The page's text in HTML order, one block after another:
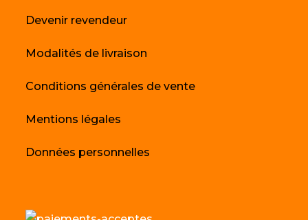
Devenir revendeur
Modalités de livraison
Conditions générales de vente
Mentions légales
Données personnelles